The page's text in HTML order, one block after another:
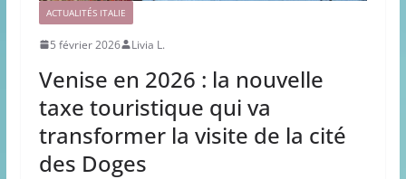
ACTUALITÉS ITALIE
5 février 2026 Livia L.
Venise en 2026 : la nouvelle
taxe touristique qui va
transformer la visite de la cité
des Doges